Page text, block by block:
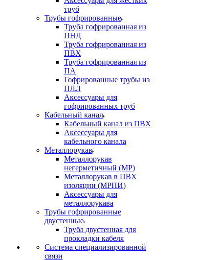
труб
Трубы гофрированные
Труба гофрированная из
ПНД
Труба гофрированная из
ПВХ
Труба гофрированная из
ПА
Гофрированные трубы из
ПЛЛ
Аксессуары для
гофрированных труб
Кабельный канал
Кабельный канал из ПВХ
Аксессуары для
кабельного канала
Металлорукав
Металлорукав
негерметичный (МР)
Металлорукав в ПВХ
изоляции (МРПИ)
Аксессуары для
металлорукава
Трубы гофрированные
двустенные
Труба двустенная для
прокладки кабеля
Система специализированной
связи